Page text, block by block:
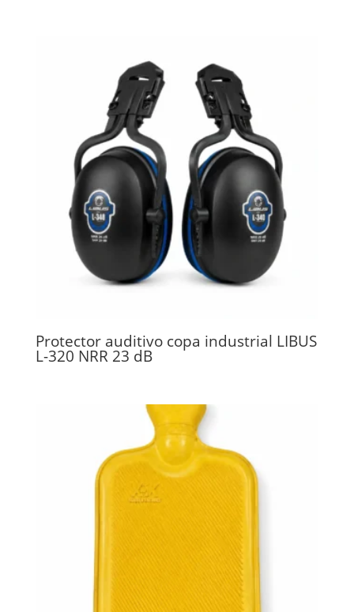
Protector auditivo copa industrial LIBUS
L-320 NRR 23 dB